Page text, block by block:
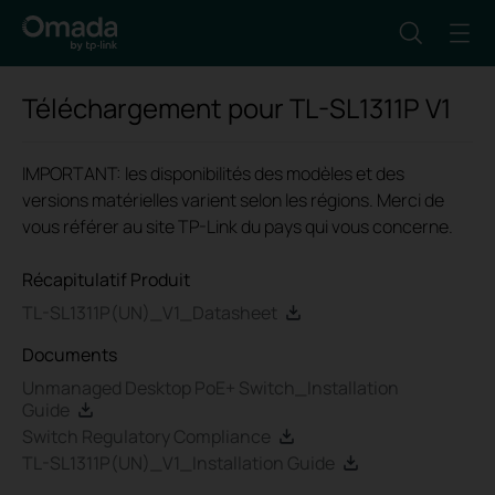
Téléchargement pourTL-SL1311PV1
IMPORTANT: les disponibilités des modèles et des
versions matérielles varient selon les régions. Merci de
vous référer au site TP-Link du pays qui vous concerne.
Récapitulatif Produit
TL-SL1311P(UN)_V1_Datasheet
Documents
Unmanaged Desktop PoE+ Switch_Installation
Guide
Switch Regulatory Compliance
TL-SL1311P(UN)_V1_Installation Guide